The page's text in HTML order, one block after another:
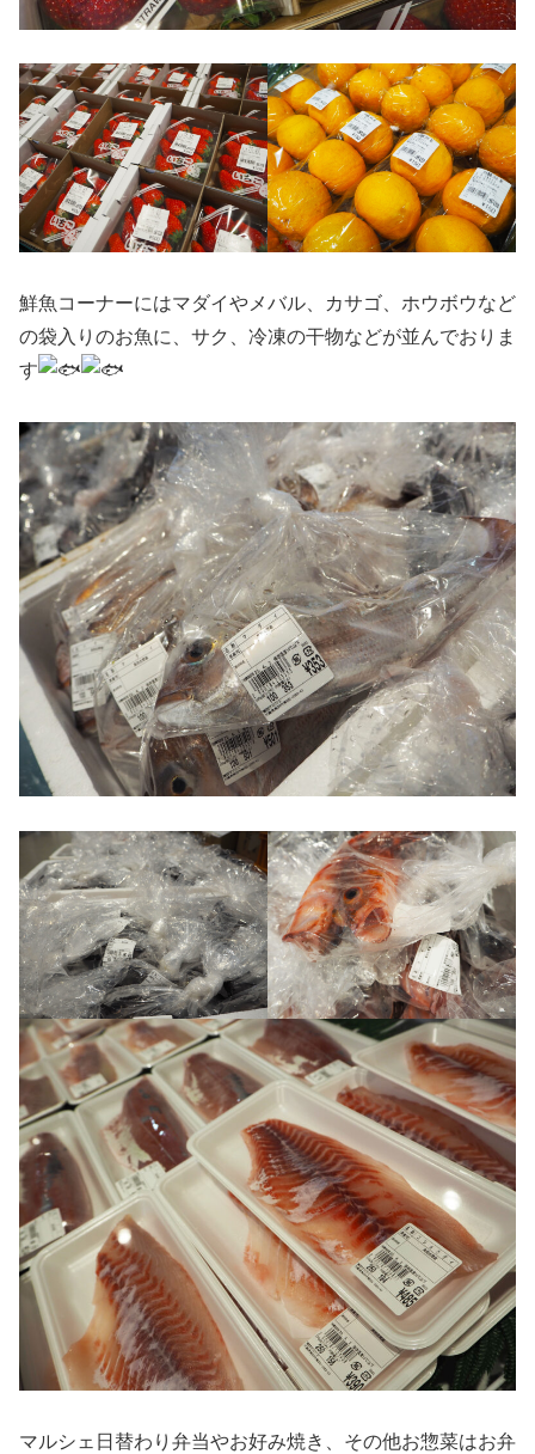
鮮魚コーナーにはマダイやメバル、カサゴ、ホウボウなど
の袋入りのお魚に、サク、冷凍の干物などが並んでおりま
す
マルシェ日替わり弁当やお好み焼き、その他お惣菜はお弁